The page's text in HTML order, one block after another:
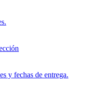
y fechas de entrega.